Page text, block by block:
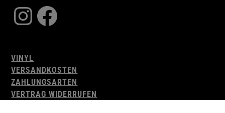
Instagram
Facebook
VINYL
VERSANDKOSTEN
ZAHLUNGSARTEN
VERTRAG WIDERRUFEN